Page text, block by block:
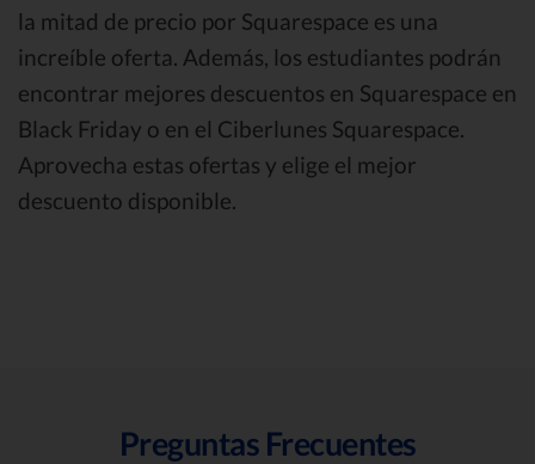
la mitad de precio por Squarespace es una
increíble oferta. Además, los estudiantes podrán
encontrar mejores descuentos en Squarespace en
Black Friday o en el Ciberlunes Squarespace.
Aprovecha estas ofertas y elige el mejor
descuento disponible.
Preguntas Frecuentes